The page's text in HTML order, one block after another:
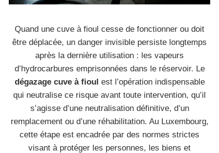
Quand une cuve à fioul cesse de fonctionner ou doit
être déplacée, un danger invisible persiste longtemps
après la dernière utilisation : les vapeurs
d’hydrocarbures emprisonnées dans le réservoir. Le
dégazage cuve à fioul est l’opération indispensable
qui neutralise ce risque avant toute intervention, qu’il
s’agisse d’une neutralisation définitive, d’un
remplacement ou d’une réhabilitation. Au Luxembourg,
cette étape est encadrée par des normes strictes
visant à protéger les personnes, les biens et